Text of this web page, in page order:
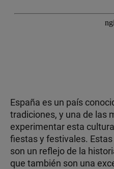
España es un país
tradiciones, y una de las
experimentar esta
fiestas y festivales.
son un reflejo de la
que también son una